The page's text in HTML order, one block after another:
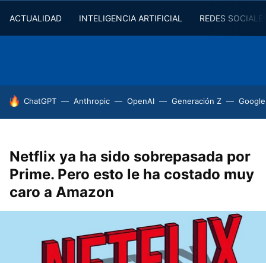
ACTUALIDAD INTELIGENCIA ARTIFICIAL REDES
HOY SE HABLA DE
ChatGPT Anthropic OpenAI Generación Z
Netflix ya ha sido sobrepasada por
Prime. Pero esto le ha costado muy
caro a Amazon